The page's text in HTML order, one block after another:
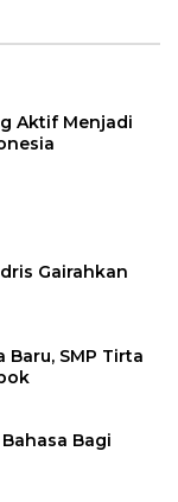
Aktif Menjadi
Gairahkan
SMP Tirta
Bagi